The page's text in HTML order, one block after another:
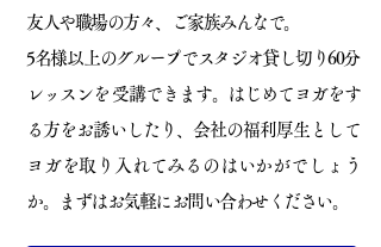
友人や職場の方々、ご家族みんなで。
5名様以上のグループでスタジオ貸し切り60分
レッスンを 受講できます。はじめてヨガをす
る方をお誘いしたり、会社の福利厚生として
ヨガを取り入れてみるのはいかがでしょう
か。まずはお気軽にお問い合わせください。